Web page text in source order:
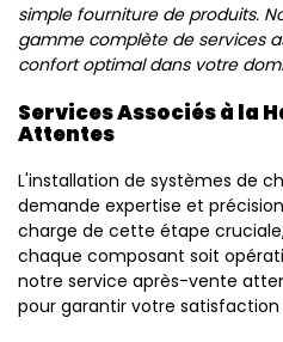
simple fourniture de produits.
gamme complète de services
confort optimal dans votre
Services Associés à la
Attentes
L'installation de systèmes de
demande expertise et
charge de cette étape
chaque composant soit
notre service après-vente
pour garantir votre